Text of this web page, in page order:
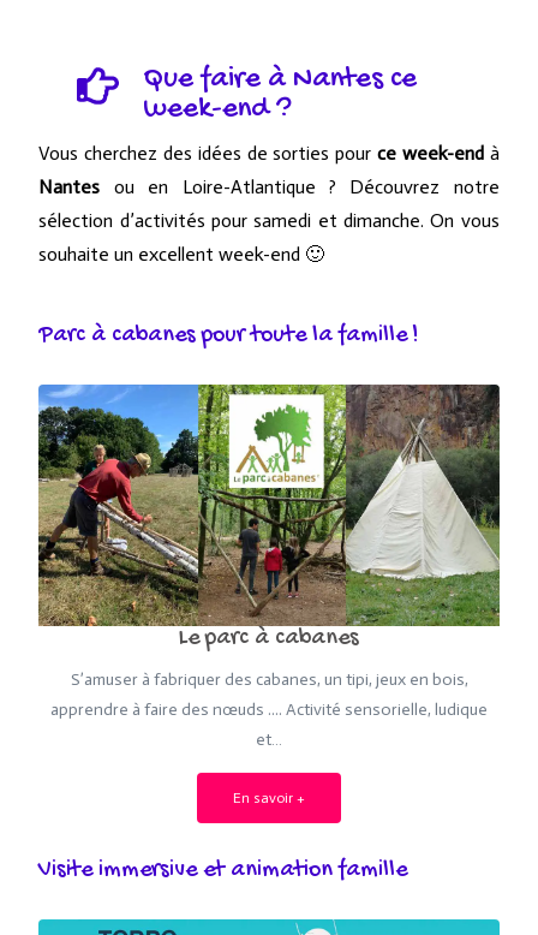
Que faire à Nantes ce
week-end ?
Vous cherchez des idées de sorties pour ce week-endà
Nantes ou en Loire-Atlantique ? Découvrez notre
sélection d’activités pour samedi et dimanche. On vous
souhaite un excellent week-end 🙂
Parc à cabanes pour toute la famille !
Le parc à cabanes
S’amuser à fabriquer des cabanes, un tipi, jeux en bois,
apprendre à faire des nœuds .... Activité sensorielle, ludique
et…
En savoir +
Visite immersive et animation famille